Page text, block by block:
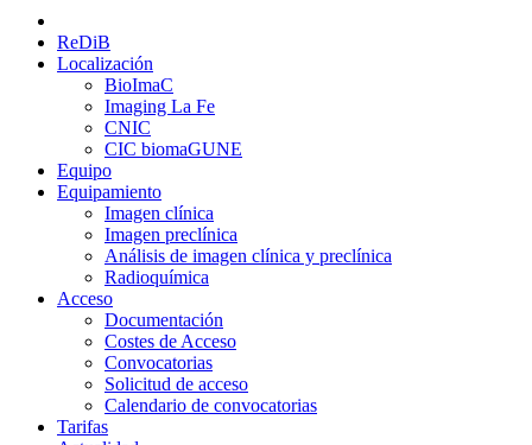
ReDiB
Localización
BioImaC
Imaging La Fe
CNIC
CIC biomaGUNE
Equipo
Equipamiento
Imagen clínica
Imagen preclínica
Análisis de imagen clínica y preclínica
Radioquímica
Acceso
Documentación
Costes de Acceso
Convocatorias
Solicitud de acceso
Calendario de convocatorias
Tarifas